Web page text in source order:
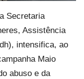
Secretaria
Assistência
intensifica, ao
Maio
abuso e da